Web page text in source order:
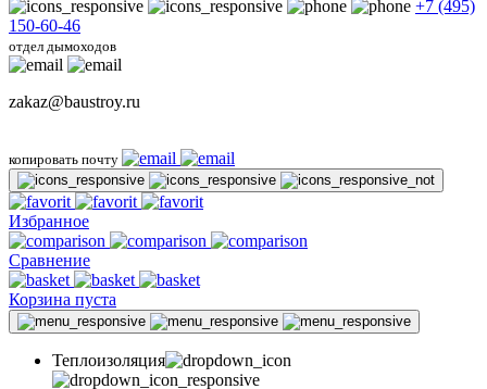
+7 (495)
150-60-46
отдел дымоходов
zakaz@baustroy.ru
копировать почту
Избранное
Сравнение
Корзина пуста
Теплоизоляция